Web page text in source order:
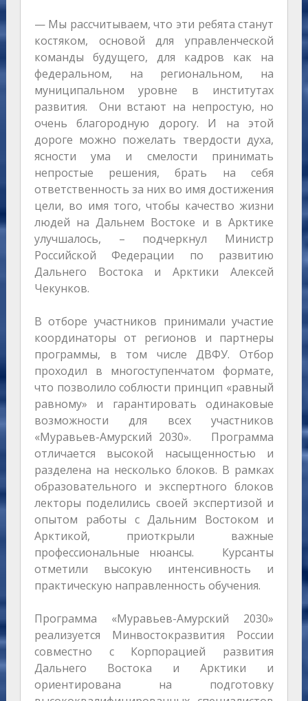
— Мы рассчитываем, что эти ребята станут
костяком, основой для управленческой
команды будущего, для кадров как на
федеральном, на региональном, на
муниципальном уровне в институтах
развития. Они встают на непростую, но
очень благородную дорогу. И на этой
дороге можно пожелать твердости духа,
ясности ума и смелости принимать
непростые решения, брать на себя
ответственность за них во имя достижения
цели, во имя того, чтобы качество жизни
людей на Дальнем Востоке и в Арктике
улучшалось, – подчеркнул Министр
Российской Федерации по развитию
Дальнего Востока и Арктики Алексей
Чекунков.
В отборе участников принимали участие
координаторы от регионов и партнеры
программы, в том числе ДВФУ. Отбор
проходил в многоступенчатом формате,
что позволило соблюсти принцип «равный
равному» и гарантировать одинаковые
возможности для всех участников
«Муравьев-Амурский 2030». Программа
отличается высокой насыщенностью и
разделена на несколько блоков. В рамках
образовательного и экспертного блоков
лекторы поделились своей экспертизой и
опытом работы с Дальним Востоком и
Арктикой, приоткрыли важные
профессиональные нюансы. Курсанты
отметили высокую интенсивность и
практическую направленность обучения.
Программа «Муравьев-Амурский 2030»
реализуется Минвостокразвития России
совместно с Корпорацией развития
Дальнего Востока и Арктики и
ориентирована на подготовку